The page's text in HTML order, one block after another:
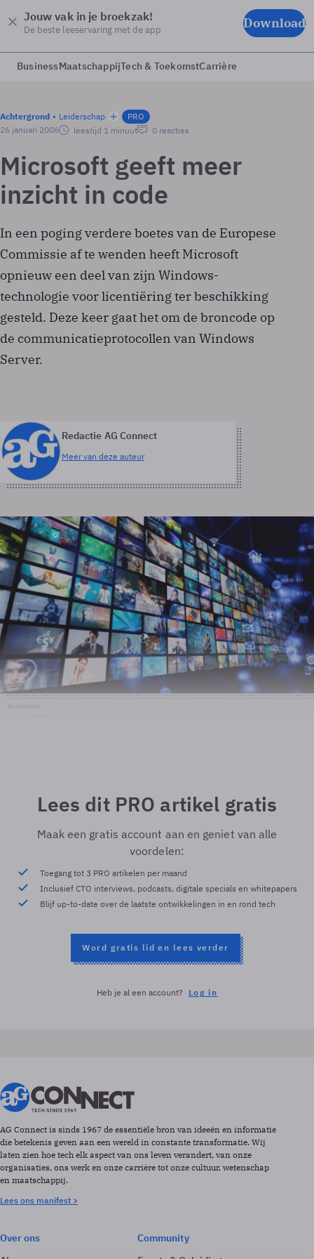
Jouw vak in je broekzak!
De beste leeservaring met de app Download
BusinessMaatschappijTech & ToekomstCarrière
Achtergrond Leiderschap
PRO
26 januari 2006
leestijd 1 minuut 0 reacties
Microsoft geeft meer
inzicht in code
In een poging verdere boetes van de Europese
Commissie af te wenden heeft Microsoft
opnieuw een deel van zijn Windows-
technologie voor licentiëring ter beschikking
gesteld. Deze keer gaat het om de broncode op
de communicatieprotocollen van Windows
Server.
Redactie AG Connect
Meer van deze auteur
Lees dit PRO artikel gratis
Maak een gratis account aan en geniet van alle
voordelen:
Toegang tot 3 PRO artikelen per maand
Inclusief CTO interviews, podcasts, digitale specials en whitepapers
Blijf up-to-date over de laatste ontwikkelingen in en rond tech
Word gratis lid en lees verder
Heb je al een account? Log in
AG Connect is sinds 1967 de essentiële bron van ideeën en informatie
die betekenis geven aan een wereld in constante transformatie. Wij
laten zien hoe tech elk aspect van ons leven verandert, van onze
organisaties, ons werk en onze carrière tot onze cultuur, wetenschap
en maatschappij.
Lees ons manifest >
Over ons
Community